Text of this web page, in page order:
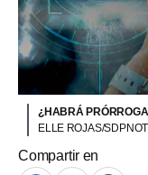
¿HABRÁ
ELLE ROJAS/
Compartir en